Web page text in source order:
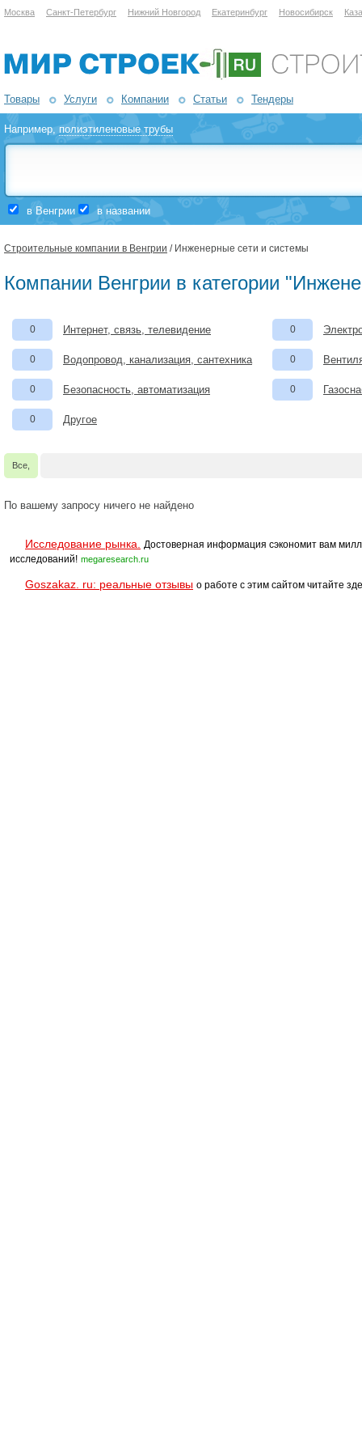
Москва Санкт-Петербург Нижний Новгород Екатеринбург Новосибирск
Товары Услуги Компании Статьи Тендеры
Например,полиэтиленовые трубы
в Венгрии в названии
Строительные компании в Венгрии / Инженерные сети и системы
Компании Венгрии в категории
0 Интернет, связь, телевидение 0
0 Водопровод, канализация, сантехника 0
0 Безопасность, автоматизация 0
0 Другое
Все,
По вашему запросу ничего не найдено
Исследование рынка.
Достоверная информация сэкономит вам
исследований! megaresearch.ru
Goszakaz. ru: реальные отзывы о работе с этим сайтом читайте